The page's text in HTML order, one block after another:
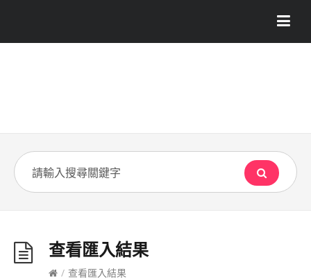
查看匯入結果
/ 查看匯入結果